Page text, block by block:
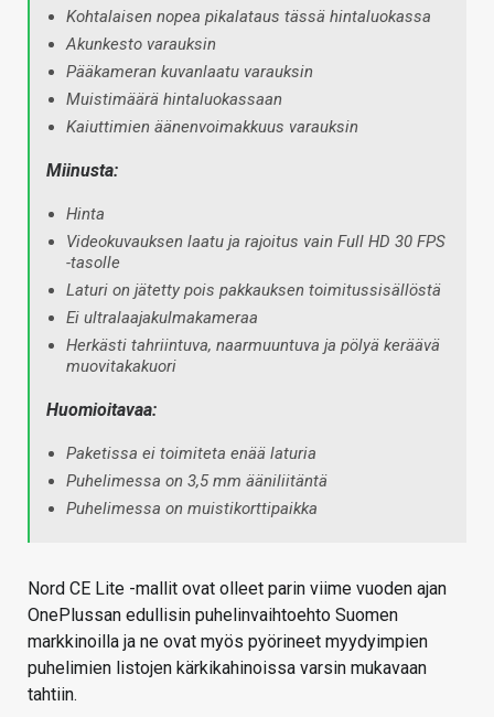
Kohtalaisen nopea pikalataus tässä hintaluokassa
Akunkesto varauksin
Pääkameran kuvanlaatu varauksin
Muistimäärä hintaluokassaan
Kaiuttimien äänenvoimakkuus varauksin
Miinusta:
Hinta
Videokuvauksen laatu ja rajoitus vain Full HD 30 FPS
-tasolle
Laturi on jätetty pois pakkauksen toimitussisällöstä
Ei ultralaajakulmakameraa
Herkästi tahriintuva, naarmuuntuva ja pölyä keräävä
muovitakakuori
Huomioitavaa:
Paketissa ei toimiteta enää laturia
Puhelimessa on 3,5 mm ääniliitäntä
Puhelimessa on muistikorttipaikka
Nord CE Lite -mallit ovat olleet parin viime vuoden ajan
OnePlussan edullisin puhelinvaihtoehto Suomen
markkinoilla ja ne ovat myös pyörineet myydyimpien
puhelimien listojen kärkikahinoissa varsin mukavaan
tahtiin.